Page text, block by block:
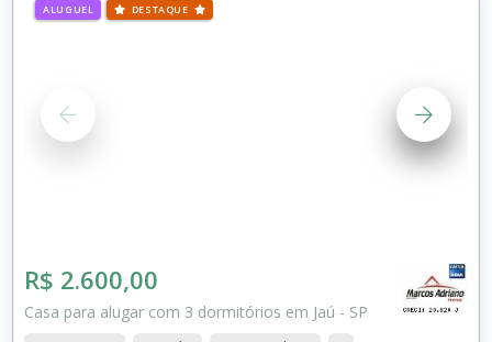
ALUGUEL DESTAQUE
R$ 2.600,00
Casa para alugar com 3 dormitórios em Jaú - SP